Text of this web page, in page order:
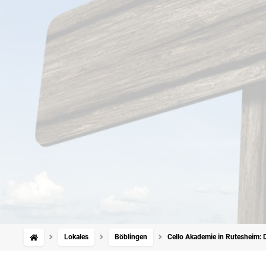
Lokales Böblingen Cello Akademie in Rutesheim: